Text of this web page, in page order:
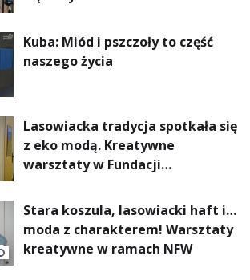
Kuba: Miód i pszczoły to część
naszego życia
Lasowiacka tradycja spotkała się
z eko modą. Kreatywne
warsztaty w Fundacji
Stara koszula, lasowiacki haft i…
moda z charakterem! Warsztaty
kreatywne w ramach NFW